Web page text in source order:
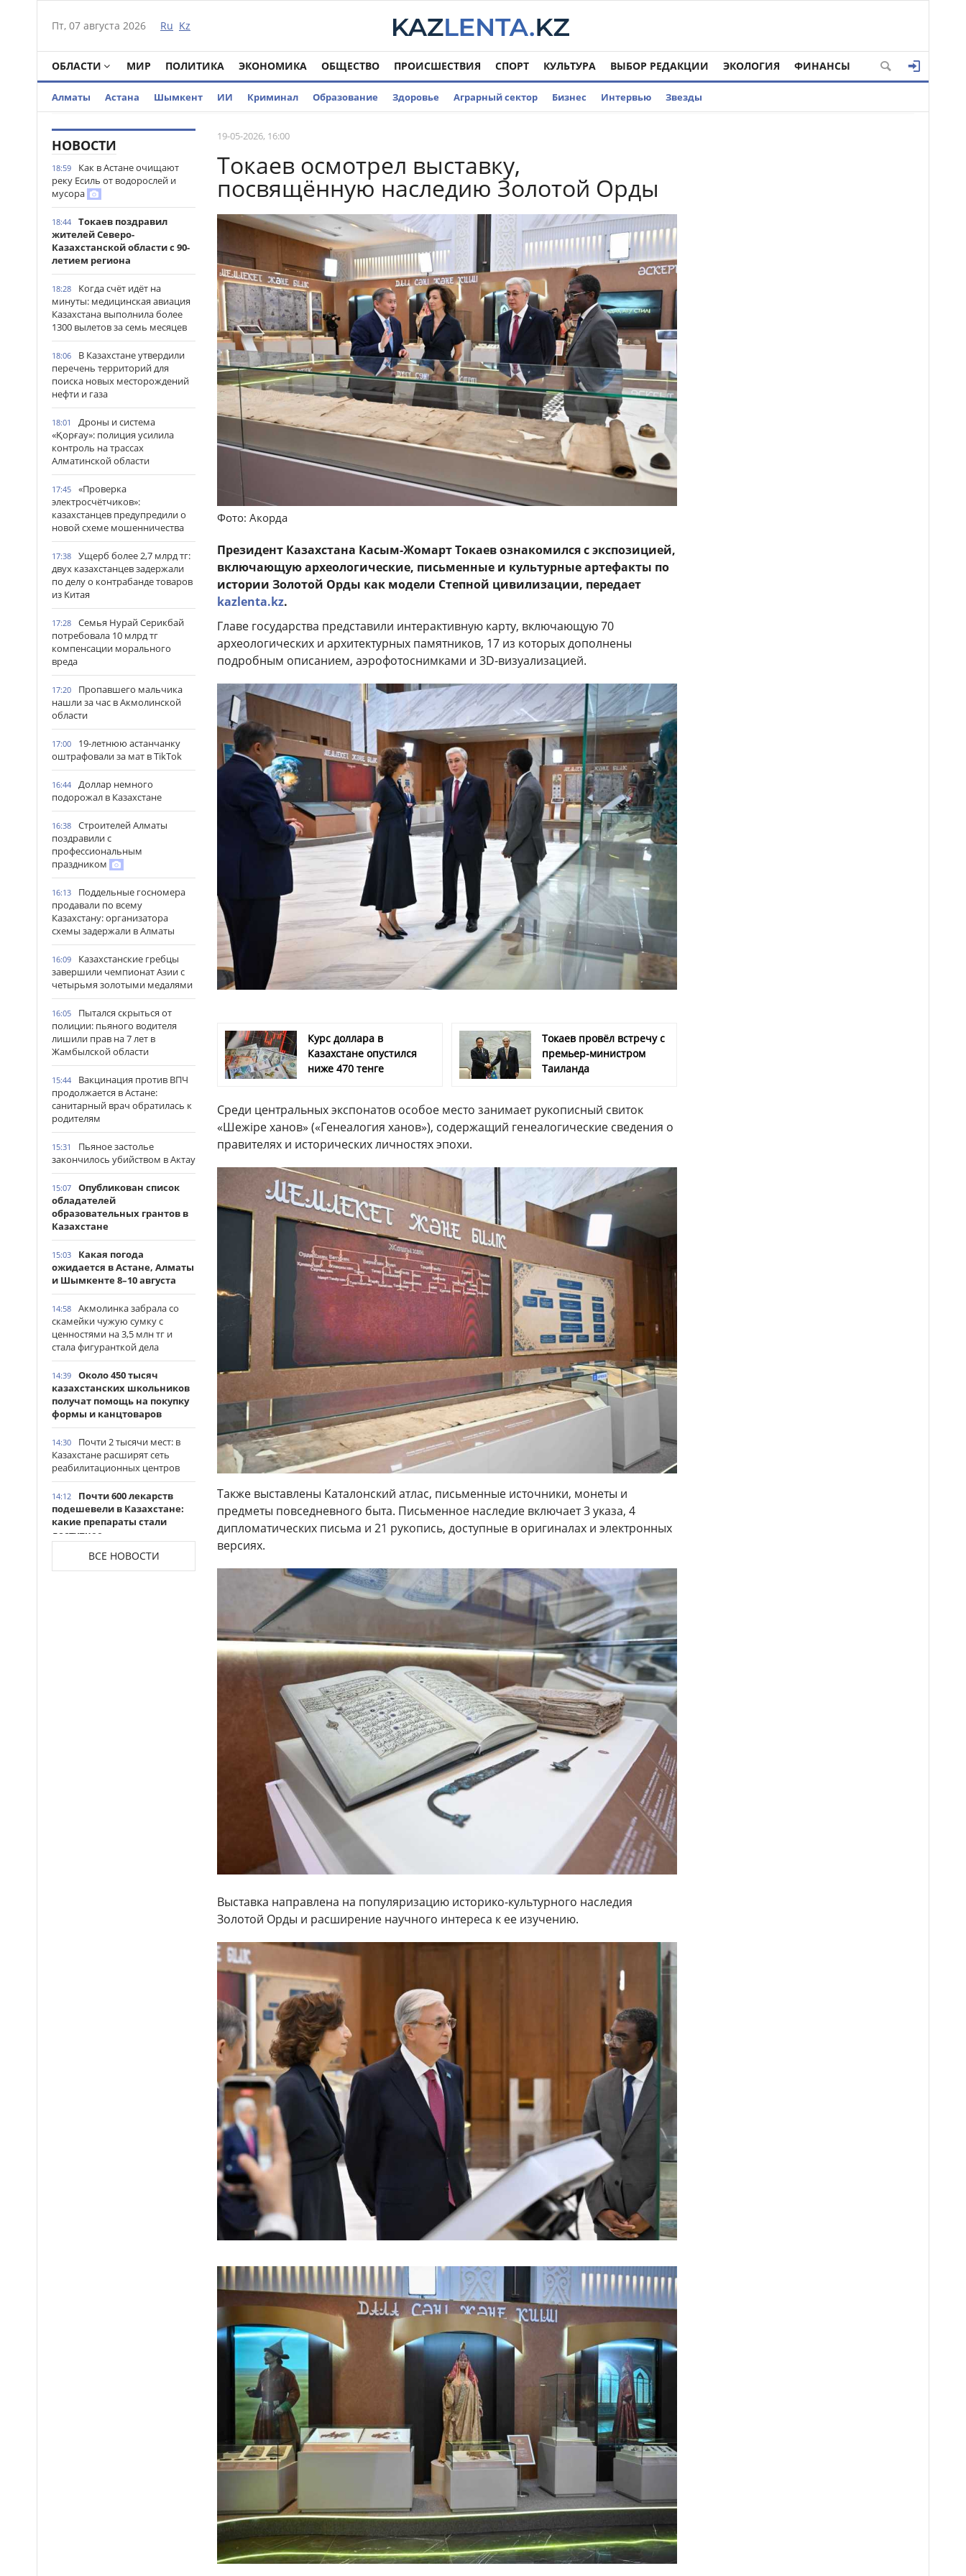
Пт, 07 августа 2026 Ru Kz
ОБЛАСТИ МИР ПОЛИТИКА ЭКОНОМИКА ОБЩЕСТВО ПРОИСШЕСТВИЯ СПОРТ КУЛЬТУРА ВЫБОР РЕДАКЦИИ ЭКОЛОГИЯ ФИНАНСЫ
Алматы Астана Шымкент ИИ Криминал Образование Здоровье Аграрный сектор Бизнес Интервью Звезды
НОВОСТИ
18:59
Как в Астане очищают
реку Есиль от водорослей и
мусора
18:44
Токаев поздравил
жителей Северо-
Казахстанской области с 90-
летием региона
18:28
Когда счёт идёт на
минуты: медицинская авиация
Казахстана выполнила более
1300 вылетов за семь месяцев
18:06
В Казахстане утвердили
перечень территорий для
поиска новых месторождений
нефти и газа
18:01
Дроны и система
«Қорғау»: полиция усилила
контроль на трассах
Алматинской области
17:45
«Проверка
электросчётчиков»:
казахстанцев предупредили о
новой схеме мошенничества
17:38
Ущерб более 2,7 млрд тг:
двух казахстанцев задержали
по делу о контрабанде товаров
из Китая
17:28
Семья Нурай Серикбай
потребовала 10 млрд тг
компенсации морального
вреда
17:20
Пропавшего мальчика
нашли за час в Акмолинской
области
17:00
19-летнюю астанчанку
оштрафовали за мат в TikTok
16:44
Доллар немного
подорожал в Казахстане
16:38
Строителей Алматы
поздравили с
профессиональным
праздником
16:13
Поддельные госномера
продавали по всему
Казахстану: организатора
схемы задержали в Алматы
16:09
Казахстанские гребцы
завершили чемпионат Азии с
четырьмя золотыми медалями
16:05
Пытался скрыться от
полиции: пьяного водителя
лишили прав на 7 лет в
Жамбылской области
15:44
Вакцинация против ВПЧ
продолжается в Астане:
санитарный врач обратилась к
родителям
15:31
Пьяное застолье
закончилось убийством в Актау
15:07
Опубликован список
обладателей
образовательных грантов в
Казахстане
15:03
Какая погода
ожидается в Астане, Алматы
и Шымкенте 8–10 августа
14:58
Акмолинка забрала со
скамейки чужую сумку с
ценностями на 3,5 млн тг и
стала фигуранткой дела
14:39
Около 450 тысяч
казахстанских школьников
получат помощь на покупку
формы и канцтоваров
14:30
Почти 2 тысячи мест: в
Казахстане расширят сеть
реабилитационных центров
14:12
Почти 600 лекарств
подешевели в Казахстане:
какие препараты стали
доступнее
Казахстанские
таеквондисты завоевали
ВСЕ НОВОСТИ
19-05-2026, 16:00
Токаев осмотрел выставку,
посвящённую наследию Золотой Орды
Фото: Акорда
Президент Казахстана Касым-Жомарт Токаев ознакомился с экспозицией,
включающую археологические, письменные и культурные артефакты по
истории Золотой Орды как модели Степной цивилизации, передает
kazlenta.kz.
Главе государства представили интерактивную карту, включающую 70
археологических и архитектурных памятников, 17 из которых дополнены
подробным описанием, аэрофотоснимками и 3D-визуализацией.
Курс доллара в
Казахстане опустился
ниже 470 тенге
Токаев провёл встречу с
премьер-министром
Таиланда
Среди центральных экспонатов особое место занимает рукописный свиток
«Шежіре ханов» («Генеалогия ханов»), содержащий генеалогические сведения о
правителях и исторических личностях эпохи.
Также выставлены Каталонский атлас, письменные источники, монеты и
предметы повседневного быта. Письменное наследие включает 3 указа, 4
дипломатических письма и 21 рукопись, доступные в оригиналах и электронных
версиях.
Выставка направлена на популяризацию историко-культурного наследия
Золотой Орды и расширение научного интереса к ее изучению.